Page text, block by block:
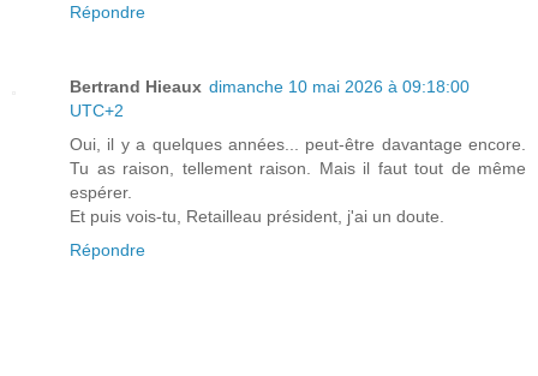
Répondre
Bertrand Hieaux dimanche 10 mai 2026 à 09:18:00
UTC+2
Oui, il y a quelques années... peut-être davantage encore.
Tu as raison, tellement raison. Mais il faut tout de même
espérer.
Et puis vois-tu, Retailleau président, j'ai un doute.
Répondre